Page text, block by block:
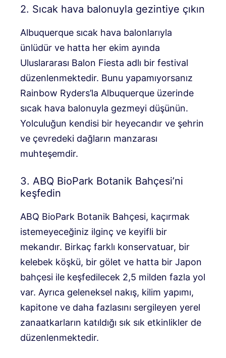
2. Sıcak hava balonuyla gezintiye çıkın
Albuquerque sıcak hava balonlarıyla
ünlüdür ve hatta her ekim ayında
Uluslararası Balon Fiesta adlı bir festival
düzenlenmektedir. Bunu yapamıyorsanız
Rainbow Ryders’la Albuquerque üzerinde
sıcak hava balonuyla gezmeyi düşünün.
Yolculuğun kendisi bir heyecandır ve şehrin
ve çevredeki dağların manzarası
muhteşemdir.
3. ABQ BioPark Botanik Bahçesi’ni
keşfedin
ABQ BioPark Botanik Bahçesi, kaçırmak
istemeyeceğiniz ilginç ve keyifli bir
mekandır. Birkaç farklı konservatuar, bir
kelebek köşkü, bir gölet ve hatta bir Japon
bahçesi ile keşfedilecek 2,5 milden fazla yol
var. Ayrıca geleneksel nakış, kilim yapımı,
kapitone ve daha fazlasını sergileyen yerel
zanaatkarların katıldığı sık sık etkinlikler de
düzenlenmektedir.